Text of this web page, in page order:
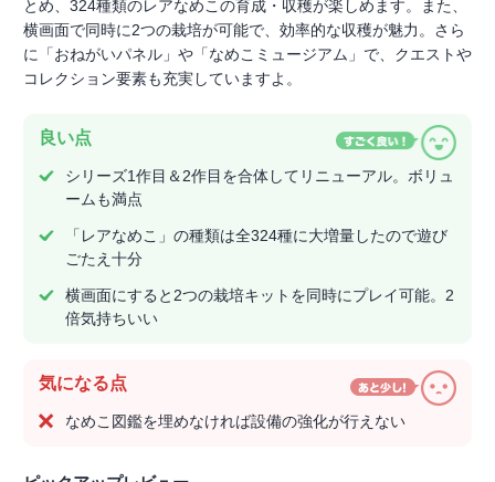
とめ、324種類のレアなめこの育成・収穫が楽しめます。また、
横画面で同時に2つの栽培が可能で、効率的な収穫が魅力。さら
に「おねがいパネル」や「なめこミュージアム」で、クエストや
コレクション要素も充実していますよ。
良い点
シリーズ1作目＆2作目を合体してリニューアル。ボリュ
ームも満点
「レアなめこ」の種類は全324種に大増量したので遊び
ごたえ十分
横画面にすると2つの栽培キットを同時にプレイ可能。2
倍気持ちいい
気になる点
なめこ図鑑を埋めなければ設備の強化が行えない